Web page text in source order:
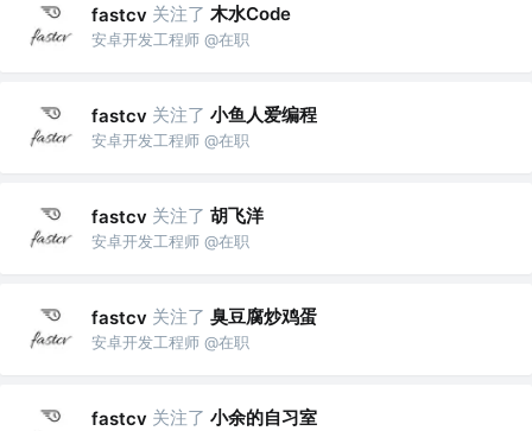
fastcv 关注了 木水Code
安卓开发工程师 @在职
fastcv 关注了 小鱼人爱编程
安卓开发工程师 @在职
fastcv 关注了 胡飞洋
安卓开发工程师 @在职
fastcv 关注了 臭豆腐炒鸡蛋
安卓开发工程师 @在职
fastcv 关注了 小余的自习室